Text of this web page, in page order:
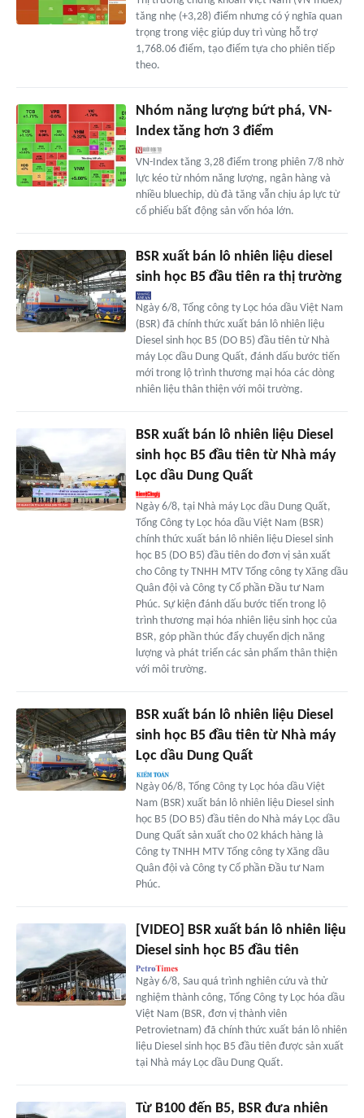
tăng nhẹ (+3,28) điểm nhưng có ý nghĩa quan
trọng trong việc giúp duy trì vùng hỗ trợ
1,768.06 điểm, tạo điểm tựa cho phiên tiếp
theo.
Nhóm năng lượng bứt phá, VN-
Index tăng hơn 3 điểm
VN-Index tăng 3,28 điểm trong phiên 7/8 nhờ
lực kéo từ nhóm năng lượng, ngân hàng và
nhiều bluechip, dù đà tăng vẫn chịu áp lực từ
cổ phiếu bất động sản vốn hóa lớn.
BSR xuất bán lô nhiên liệu diesel
sinh học B5 đầu tiên ra thị trường
Ngày 6/8, Tổng công ty Lọc hóa dầu Việt Nam
(BSR) đã chính thức xuất bán lô nhiên liệu
Diesel sinh học B5 (DO B5) đầu tiên từ Nhà
máy Lọc dầu Dung Quất, đánh dấu bước tiến
mới trong lộ trình thương mại hóa các dòng
nhiên liệu thân thiện với môi trường.
BSR xuất bán lô nhiên liệu Diesel
sinh học B5 đầu tiên từ Nhà máy
Lọc dầu Dung Quất
Ngày 6/8, tại Nhà máy Lọc dầu Dung Quất,
Tổng Công ty Lọc hóa dầu Việt Nam (BSR)
chính thức xuất bán lô nhiên liệu Diesel sinh
học B5 (DO B5) đầu tiên do đơn vị sản xuất
cho Công ty TNHH MTV Tổng công ty Xăng dầu
Quân đội và Công ty Cổ phần Đầu tư Nam
Phúc. Sự kiện đánh dấu bước tiến trong lộ
trình thương mại hóa nhiên liệu sinh học của
BSR, góp phần thúc đẩy chuyển dịch năng
lượng và phát triển các sản phẩm thân thiện
với môi trường.
BSR xuất bán lô nhiên liệu Diesel
sinh học B5 đầu tiên từ Nhà máy
Lọc dầu Dung Quất
Ngày 06/8, Tổng Công ty Lọc hóa dầu Việt
Nam (BSR) xuất bán lô nhiên liệu Diesel sinh
học B5 (DO B5) đầu tiên do Nhà máy Lọc dầu
Dung Quất sản xuất cho 02 khách hàng là
Công ty TNHH MTV Tổng công ty Xăng dầu
Quân đội và Công ty Cổ phần Đầu tư Nam
Phúc.
[VIDEO] BSR xuất bán lô nhiên liệu
Diesel sinh học B5 đầu tiên
Ngày 6/8, Sau quá trình nghiên cứu và thử
nghiệm thành công, Tổng Công ty Lọc hóa dầu
Việt Nam (BSR, đơn vị thành viên
Petrovietnam) đã chính thức xuất bán lô nhiên
liệu Diesel sinh học B5 đầu tiên được sản xuất
tại Nhà máy Lọc dầu Dung Quất.
Từ B100 đến B5, BSR đưa nhiên